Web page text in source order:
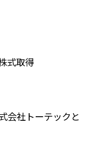
式取得
会社トーテックと